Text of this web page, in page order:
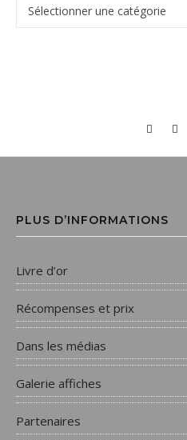
PLUS D’INFORMATIONS
Livre d’or
Récompenses et prix
Dans les médias
Galerie affiches
Partenaires